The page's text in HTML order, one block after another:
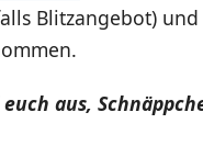
Blitzangebot)
aus,